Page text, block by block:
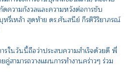
ความกังวลและความหวังต่อการขับ
รี่เหล้า สุดท้าย ดร.ศันสนีย์ กีรติวิริยาภรณ์
ในวันนี้ถือว่าประสบความสำเร็จด้วยดี พี่
คู่สามารถวางแผนการทำงานคร่าวๆ ร่วม